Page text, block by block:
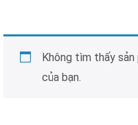
Không tìm thấy sản
của bạn.